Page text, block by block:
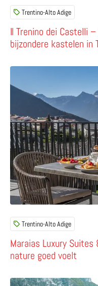
Il Trenino dei Castelli
bijzondere kastelen in
Trentino-Alto Adige
Maraias Luxury
nature goed voelt
Trentino-Alto Adige
Lees meer over Lake